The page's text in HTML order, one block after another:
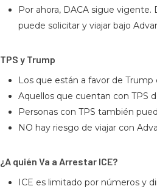
Por ahora, DACA sigue vigente.
puede solicitar y viajar bajo
TPS y Trump
Los que están a favor de Trump
Aquellos que cuentan con TPS
Personas con TPS también
NO hay riesgo de viajar con
¿A quién Va a Arrestar ICE?
ICE es limitado por números y